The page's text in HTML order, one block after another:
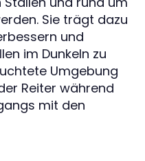
Sie trägt dazu
und
im Dunkeln zu
Umgebung
Reiter während
mit den